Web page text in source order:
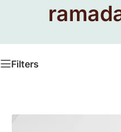
Filters